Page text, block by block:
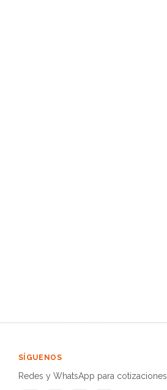
SÍGUENOS
Redes y WhatsApp para cotizaciones.